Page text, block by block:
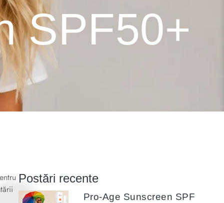
SPF50+
Postări recente
Pro-Age Sunscreen SPF